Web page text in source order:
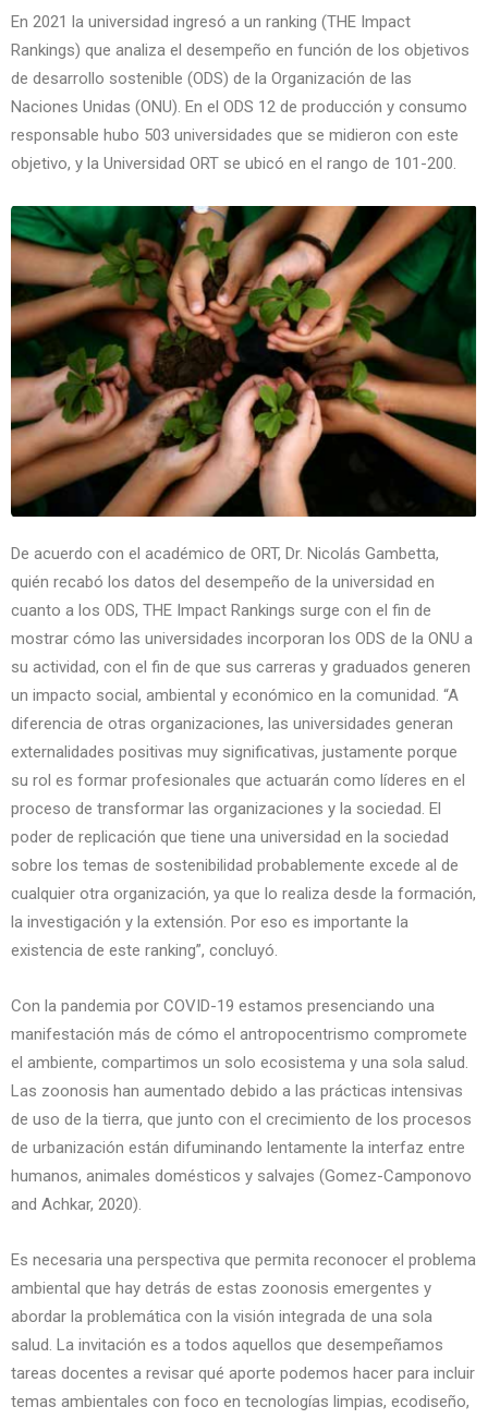
En 2021 la universidad ingresó a un ranking (THE Impact
Rankings) que analiza el desempeño en función de los objetivos
de desarrollo sostenible (ODS) de la Organización de las
Naciones Unidas (ONU). En el ODS 12 de producción y consumo
responsable hubo 503 universidades que se midieron con este
objetivo, y la Universidad ORT se ubicó en el rango de 101-200.
De acuerdo con el académico de ORT, Dr. Nicolás Gambetta,
quién recabó los datos del desempeño de la universidad en
cuanto a los ODS, THE Impact Rankings surge con el fin de
mostrar cómo las universidades incorporan los ODS de la ONU a
su actividad, con el fin de que sus carreras y graduados generen
un impacto social, ambiental y económico en la comunidad. “A
diferencia de otras organizaciones, las universidades generan
externalidades positivas muy significativas, justamente porque
su rol es formar profesionales que actuarán como líderes en el
proceso de transformar las organizaciones y la sociedad. El
poder de replicación que tiene una universidad en la sociedad
sobre los temas de sostenibilidad probablemente excede al de
cualquier otra organización, ya que lo realiza desde la formación,
la investigación y la extensión. Por eso es importante la
existencia de este ranking”, concluyó.
Con la pandemia por COVID-19 estamos presenciando una
manifestación más de cómo el antropocentrismo compromete
el ambiente, compartimos un solo ecosistema y una sola salud.
Las zoonosis han aumentado debido a las prácticas intensivas
de uso de la tierra, que junto con el crecimiento de los procesos
de urbanización están difuminando lentamente la interfaz entre
humanos, animales domésticos y salvajes (Gomez-Camponovo
and Achkar, 2020).
Es necesaria una perspectiva que permita reconocer el problema
ambiental que hay detrás de estas zoonosis emergentes y
abordar la problemática con la visión integrada de una sola
salud. La invitación es a todos aquellos que desempeñamos
tareas docentes a revisar qué aporte podemos hacer para incluir
temas ambientales con foco en tecnologías limpias, ecodiseño,